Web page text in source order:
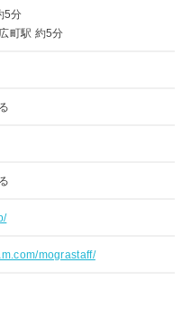
5分
町駅 約5分
mograstaff/